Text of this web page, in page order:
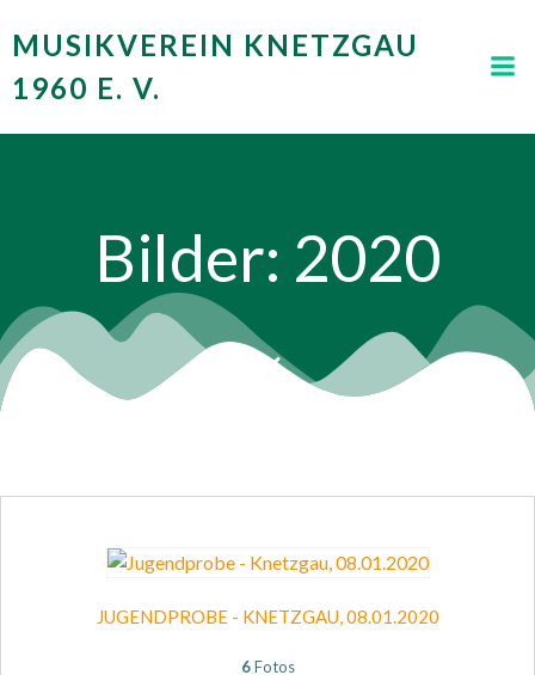
Inhalt
MUSIKVEREIN KNETZGAU
1960 E. V.
Bilder: 2020
JUGENDPROBE - KNETZGAU, 08.01.2020
6Fotos